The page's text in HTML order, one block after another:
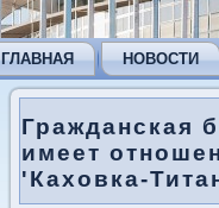
ГЛАВНАЯ НОВОСТИ
Гражданская
имеет
'Каховка-